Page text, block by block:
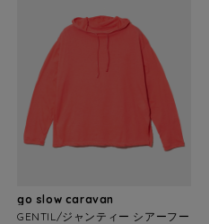
go slow caravan
GENTIL/ジャンティー シアーフー